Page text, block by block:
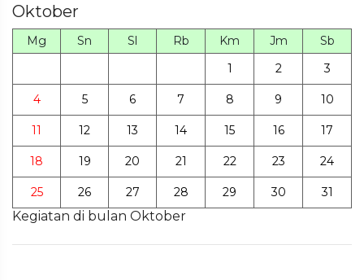
Oktober
Mg Sn Sl Rb Km Jm
Sb
1
2 3
4 5 6 7 8 9 10
11 12 13 14 15 16 17
18 19 20 21 22 23 24
25 26 27 28 29 30 31
Kegiatan di bulan Oktober